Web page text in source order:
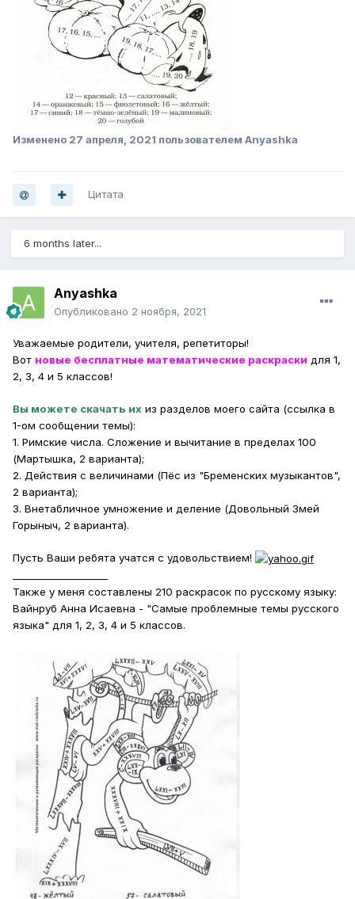
Изменено 27 апреля, 2021 пользователем Anyashka
Цитата
6 months later...
Anyashka
Опубликовано 2 ноября, 2021
Уважаемые родители, учителя, репетиторы!
Вот новые бесплатные математические раскраски для 1,
2, 3, 4 и 5 классов!
Вы можете скачать их из разделов моего сайта (ссылка в
1-ом сообщении темы):
1. Римские числа. Сложение и вычитание в пределах 100
(Мартышка, 2 варианта);
2. Действия с величинами (Пёс из "Бременских музыкантов",
2 варианта);
3. Внетабличное умножение и деление (Довольный Змей
Горыныч, 2 варианта).
Пусть Ваши ребята учатся с удовольствием!
Также у меня составлены 210 раскрасок по русскому языку:
Вайнруб Анна Исаевна - "Самые проблемные темы русского
языка" для 1, 2, 3, 4 и 5 классов.